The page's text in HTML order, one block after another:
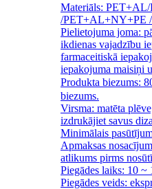
Materiāls: PET+AL/
/PET+AL+NY+PE /
Pielietojuma joma:
ikdienas vajadzību
farmaceitiskā
iepakojuma maisiņi
Produkta biezums:
biezums.
Virsma: matēta
izdrukājiet savus
Minimālais
Apmaksas
atlikums pirms
Piegādes laiks: 10 ~
Piegādes veids: